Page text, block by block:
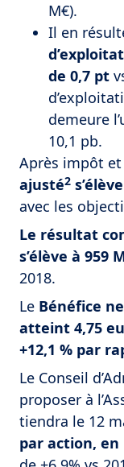
M€).
Il en
de 0,7 pt
demeure
10,1 pb.
Après impôt
ajusté2
avec les
Le résultat
s’élève à 959
2018.
Le Bénéfice
atteint 4,75
+12,1 % par
Le Conseil
proposer à
tiendra le 12
par action,